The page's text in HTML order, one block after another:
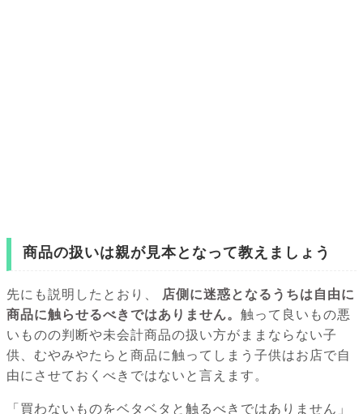
商品の扱いは親が見本となって教えましょう
先にも説明したとおり、
店側に迷惑となるうちは自由に
商品に触らせるべきではありません。 触って良いもの悪
いものの判断や未会計商品の扱い方がままならない子
供、むやみやたらと商品に触ってしまう子供はお店で自
由にさせておくべきではないと言えます。
「買わないものをベタベタと触るべきではありません」